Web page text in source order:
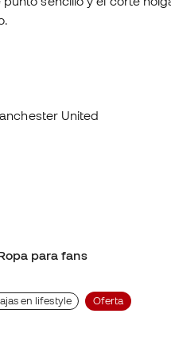
United
para fans
en lifestyle Oferta